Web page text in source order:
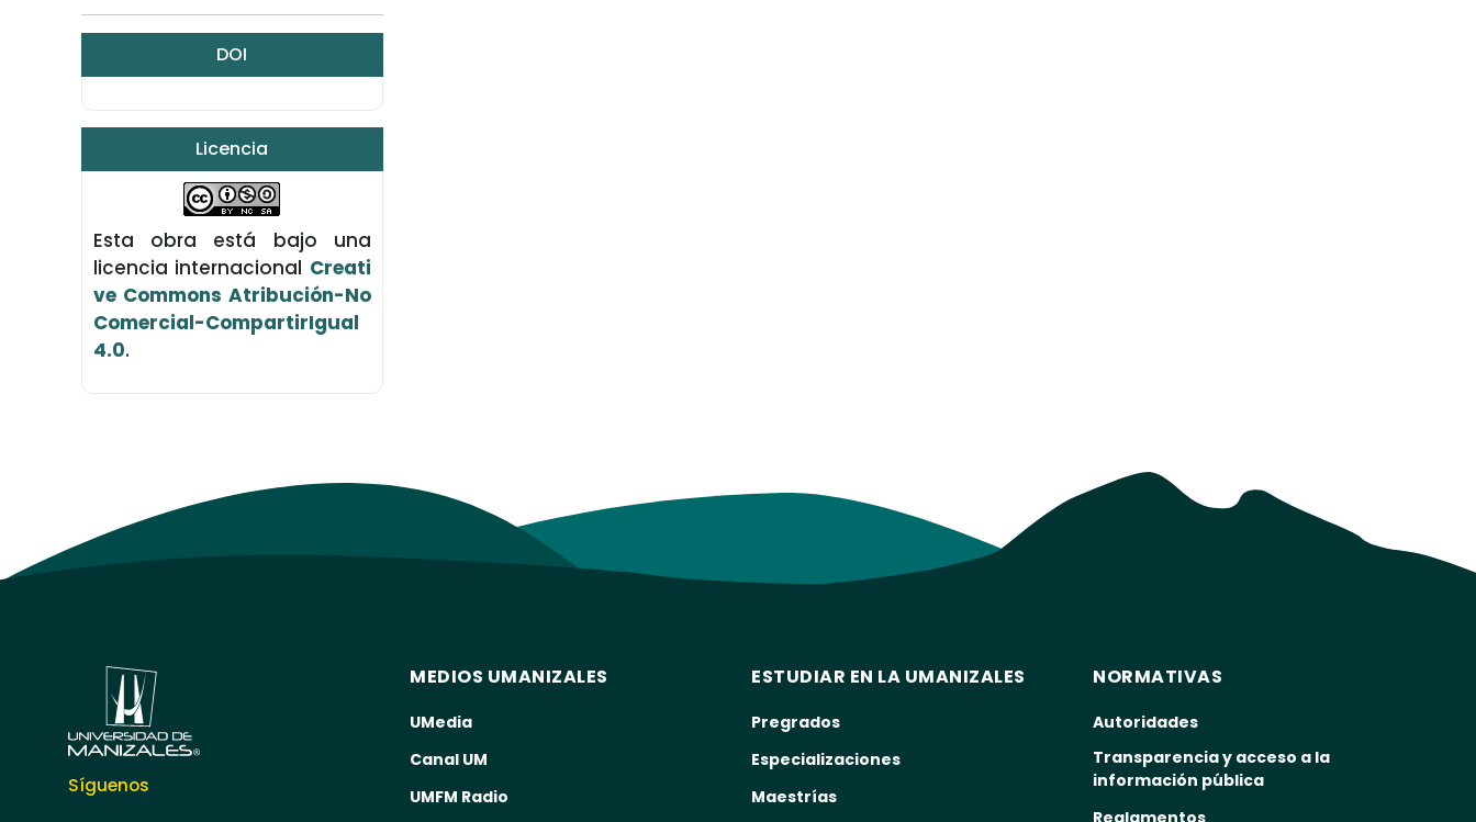
DOI
Licencia
Esta obra está bajo una
licencia internacional Creati
ve Commons Atribución-No
Comercial-CompartirIgual
4.0.
Síguenos
MEDIOS UMANIZALES
UMedia
Canal UM
UMFM Radio
ESTUDIAR EN LA UMANIZALES
Pregrados
Especializaciones
Maestrías
NORMATIVAS
Autoridades
Transparencia y acceso a la
información pública
Reglamentos